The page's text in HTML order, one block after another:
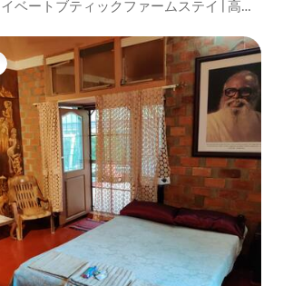
ベートブティックファームステイ | 高知